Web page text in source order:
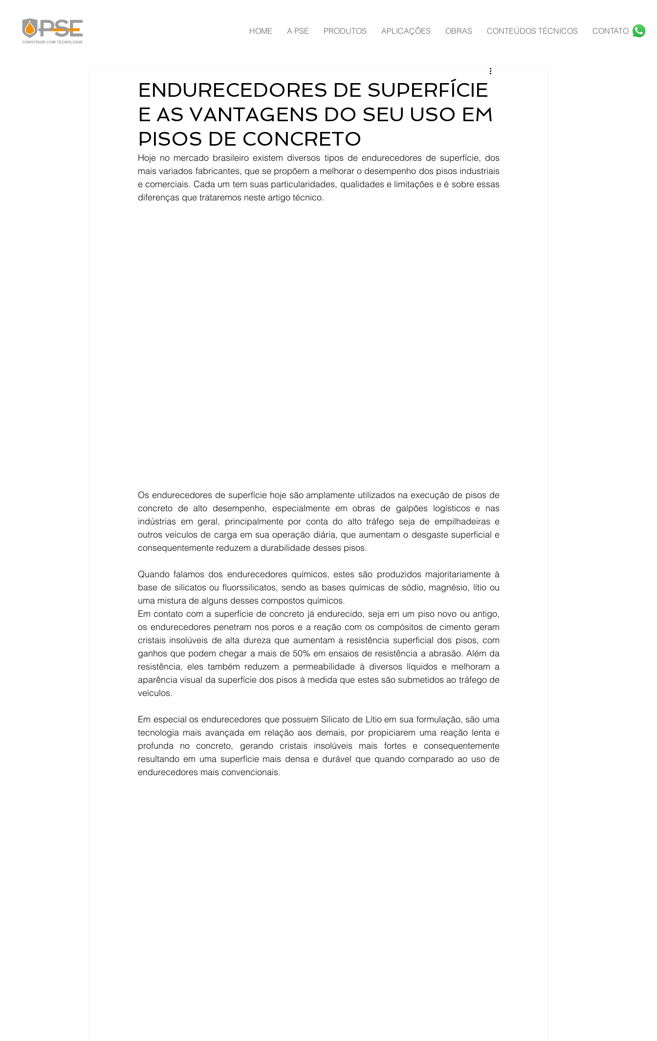
HOME A PSE PRODUTOS APLICAÇÕES OBRAS CONTEÚDOS TÉCNICOS CONTATO
ENDURECEDORES DE SUPERFÍCIE
E AS VANTAGENS DO SEU USO EM
PISOS DE CONCRETO
Hoje no mercado brasileiro existem diversos tipos de endurecedores de superfície, dos
mais variados fabricantes, que se propõem a melhorar o desempenho dos pisos industriais
e comerciais. Cada um tem suas particularidades, qualidades e limitações e é sobre essas
diferenças que trataremos neste artigo técnico.
Os endurecedores de superfície hoje são amplamente utilizados na execução de pisos de
concreto de alto desempenho, especialmente em obras de galpões logísticos e nas
indústrias em geral, principalmente por conta do alto tráfego seja de empilhadeiras e
outros veículos de carga em sua operação diária, que aumentam o desgaste superficial e
consequentemente reduzem a durabilidade desses pisos.
Quando falamos dos endurecedores químicos, estes são produzidos majoritariamente à
base de silicatos ou fluorssilicatos, sendo as bases químicas de sódio, magnésio, lítio ou
uma mistura de alguns desses compostos químicos.
Em contato com a superfície de concreto já endurecido, seja em um piso novo ou antigo,
os endurecedores penetram nos poros e a reação com os compósitos de cimento geram
cristais insolúveis de alta dureza que aumentam a resistência superficial dos pisos, com
ganhos que podem chegar a mais de 50% em ensaios de resistência a abrasão. Além da
resistência, eles também reduzem a permeabilidade à diversos líquidos e melhoram a
aparência visual da superfície dos pisos à medida que estes são submetidos ao tráfego de
veículos.
Em especial os endurecedores que possuem Silicato de Lítio em sua formulação, são uma
tecnologia mais avançada em relação aos demais, por propiciarem uma reação lenta e
profunda no concreto, gerando cristais insolúveis mais fortes e consequentemente
resultando em uma superfície mais densa e durável que quando comparado ao uso de
endurecedores mais convencionais.